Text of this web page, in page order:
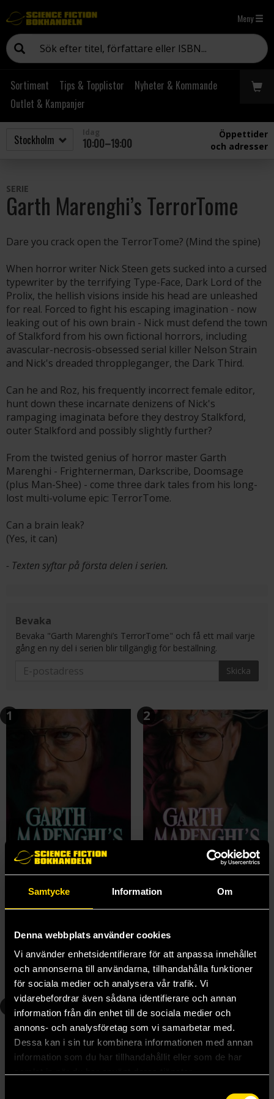
Samtycke Information Om
Denna webbplats använder cookies
Vi använder enhetsidentifierare för att anpassa innehållet
och annonserna till användarna, tillhandahålla funktioner
för sociala medier och analysera vår trafik. Vi
vidarebefordrar även sådana identifierare och annan
information från din enhet till de sociala medier och
annons- och analysföretag som vi samarbetar med.
Dessa kan i sin tur kombinera informationen med annan
information som du har tillhandahållit eller som de har
Meny
Sortiment Tips & Topplistor
Nyheter & Kommande
Outlet & Kampanjer
10:00–19:00
Öppettider
och adresser
SERIE
Garth Marenghi’s TerrorTome
Dare you crack open the TerrorTome? (Mind the spine)
When horror writer Nick Steen gets sucked into a cursed
typewriter by the terrifying Type-Face, Dark Lord of the
Prolix, the hellish visions inside his head are unleashed
for real. Forced to fight his escaping imagination - now
leaking out of his own brain - Nick must defend the town
of Stalkford from his own fictional horrors, including
avascular-necrosis-obsessed serial killer Nelson Strain
and Nick's dreaded throppleganger, the Dark Third.
Can he and Roz, his frequently incorrect female editor,
hunt down these incarnate denizens of Nick's
rampaging imaginata before they destroy Stalkford,
outer Stalkford and possibly slightly further?
From the twisted genius of horror master Garth
Marenghi - Frighternerman, Darkscribe, Doomsage
(plus Man-Shee) - come three dark tales from his long-
lost multi-volume epic: TerrorTome.
Can a brain leak?
(Yes, it can)
- Texten syftar på första delen i serien.
Bevaka
Bevaka "Garth Marenghi’s TerrorTome" och få ett mail varje
gång en ny del i serien blir tillgänglig för beställning.
Skicka
1
Garth Marenghi
Längre leveranstid
Beställ
2
Richard Ayoade
Längre leveranstid
Beställ